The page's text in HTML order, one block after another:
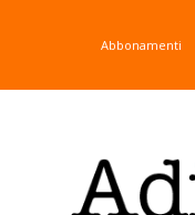
Abbonamenti